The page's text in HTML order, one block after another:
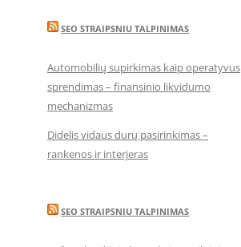
SEO STRAIPSNIU TALPINIMAS
Automobilių supirkimas kaip operatyvus
sprendimas – finansinio likvidumo
mechanizmas
Didelis vidaus durų pasirinkimas –
rankenos ir interjeras
SEO STRAIPSNIU TALPINIMAS